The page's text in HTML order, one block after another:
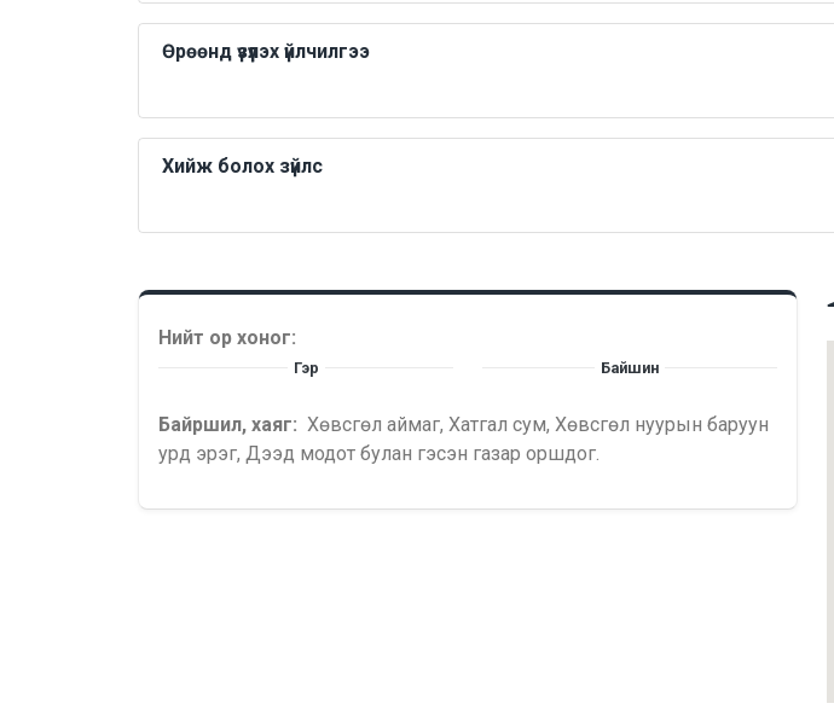
Өрөөнд үзүүлэх үйлчилгээ
Хийж болох зүйлс
Нийт ор хоног:
Гэр Байшин
Байршил, хаяг: Хөвсгөл аймаг, Хатгал сум, Хөвсгөл нуурын баруун
урд эрэг, Дээд модот булан гэсэн газар оршдог.